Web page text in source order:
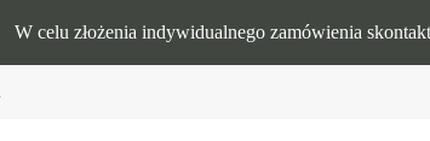
W celu złożenia indywidualnego zamówienia